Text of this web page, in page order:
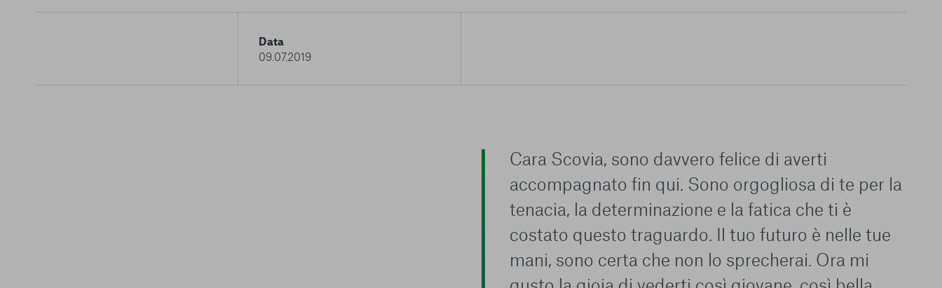
Data
09.07.2019
Cara Scovia, sono davvero felice di averti
accompagnato fin qui. Sono orgogliosa di te per la
tenacia, la determinazione e la fatica che ti è
costato questo traguardo. Il tuo futuro è nelle tue
mani, sono certa che non lo sprecherai. Ora mi